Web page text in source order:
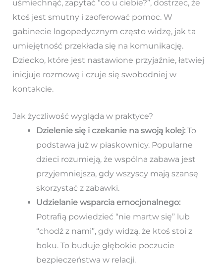
uśmiechnąć, zapytać “co u ciebie?”, dostrzec, że
ktoś jest smutny i zaoferować pomoc. W
gabinecie logopedycznym często widzę, jak ta
umiejętność przekłada się na komunikację.
Dziecko, które jest nastawione przyjaźnie, łatwiej
inicjuje rozmowę i czuje się swobodniej w
kontakcie.
Jak życzliwość wygląda w praktyce?
Dzielenie się i czekanie na swoją kolej:To
podstawa już w piaskownicy. Popularne
dzieci rozumieją, że wspólna zabawa jest
przyjemniejsza, gdy wszyscy mają szansę
skorzystać z zabawki.
Udzielanie wsparcia emocjonalnego:
Potrafią powiedzieć “nie martw się” lub
“chodź z nami”, gdy widzą, że ktoś stoi z
boku. To buduje głębokie poczucie
bezpieczeństwa w relacji.